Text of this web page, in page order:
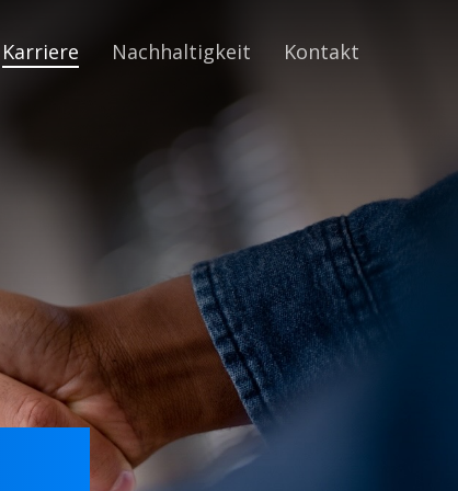
Karriere Nachhaltigkeit Kontakt